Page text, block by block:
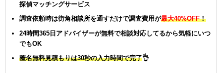
探偵マッチングサービス
調査依頼時は街角相談所を通すだけで調査費用が最大40%OFF！
24時間365日アドバイザーが無料で相談対応してるから気軽にいつ
でもOK
匿名無料見積もりは30秒の入力時間で完了👌